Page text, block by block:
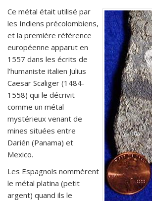
Ce métal était utilisé par
les Indiens précolombiens,
et la première référence
européenne apparut en
1557 dans les écrits de
l'humaniste italien Julius
Caesar Scaliger (1484-
1558) qui le décrivit
comme un métal
mystérieux venant de
mines situées entre
Darién (Panama) et
Mexico.
Les Espagnols nommèrent
le métal platina (petit
argent) quand ils le